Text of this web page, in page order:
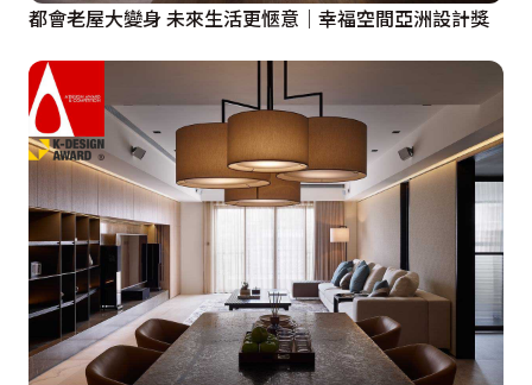
都會老屋大變身 未來生活更愜意｜幸福空間亞洲設計獎